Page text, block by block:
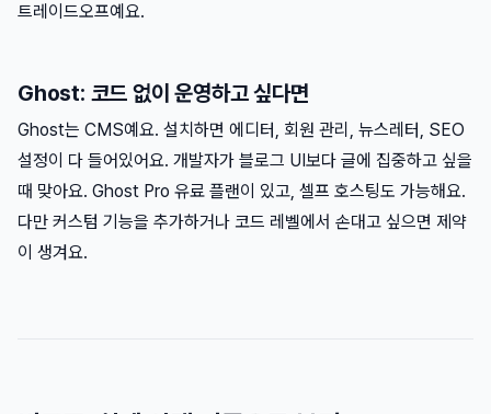
트레이드오프예요.
Ghost: 코드 없이 운영하고 싶다면
Ghost는 CMS예요. 설치하면 에디터, 회원 관리, 뉴스레터, SEO
설정이 다 들어있어요. 개발자가 블로그 UI보다 글에 집중하고 싶을
때 맞아요. Ghost Pro 유료 플랜이 있고, 셀프 호스팅도 가능해요.
다만 커스텀 기능을 추가하거나 코드 레벨에서 손대고 싶으면 제약
이 생겨요.